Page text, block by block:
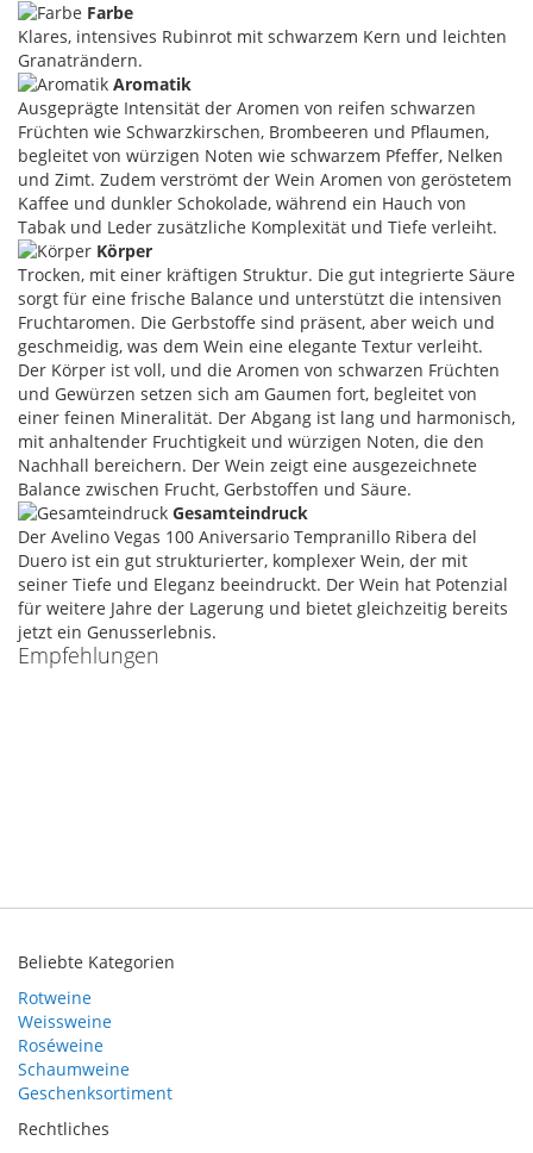
Farbe
Klares, intensives Rubinrot mit schwarzem Kern und leichten
Granaträndern.
Aromatik
Ausgeprägte Intensität der Aromen von reifen schwarzen
Früchten wie Schwarzkirschen, Brombeeren und Pflaumen,
begleitet von würzigen Noten wie schwarzem Pfeffer, Nelken
und Zimt. Zudem verströmt der Wein Aromen von geröstetem
Kaffee und dunkler Schokolade, während ein Hauch von
Tabak und Leder zusätzliche Komplexität und Tiefe verleiht.
Körper
Trocken, mit einer kräftigen Struktur. Die gut integrierte Säure
sorgt für eine frische Balance und unterstützt die intensiven
Fruchtaromen. Die Gerbstoffe sind präsent, aber weich und
geschmeidig, was dem Wein eine elegante Textur verleiht.
Der Körper ist voll, und die Aromen von schwarzen Früchten
und Gewürzen setzen sich am Gaumen fort, begleitet von
einer feinen Mineralität. Der Abgang ist lang und harmonisch,
mit anhaltender Fruchtigkeit und würzigen Noten, die den
Nachhall bereichern. Der Wein zeigt eine ausgezeichnete
Balance zwischen Frucht, Gerbstoffen und Säure.
Gesamteindruck
Der Avelino Vegas 100 Aniversario Tempranillo Ribera del
Duero ist ein gut strukturierter, komplexer Wein, der mit
seiner Tiefe und Eleganz beeindruckt. Der Wein hat Potenzial
für weitere Jahre der Lagerung und bietet gleichzeitig bereits
jetzt ein Genusserlebnis.
Empfehlungen
Beliebte Kategorien
Rotweine
Weissweine
Roséweine
Schaumweine
Geschenksortiment
Rechtliches